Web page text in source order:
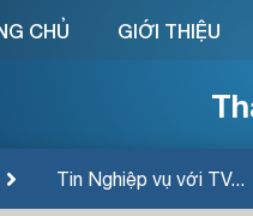
Tin Nghiệp vụ với TV...
CHỦ GIỚI THIỆU